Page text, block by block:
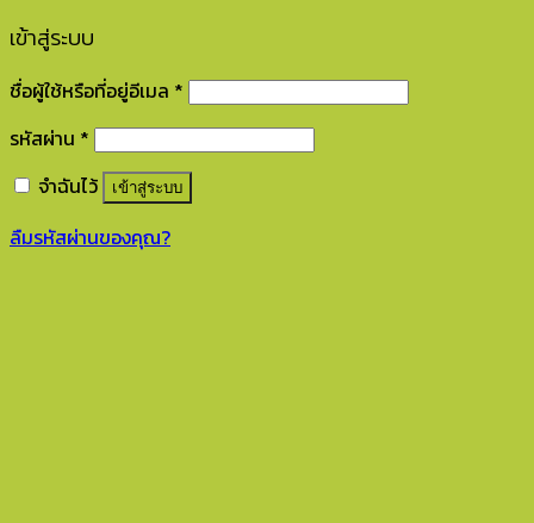
เข้าสู่ระบบ
ชื่อผู้ใช้หรือที่อยู่อีเมล *
รหัสผ่าน *
จำฉันไว้
เข้าสู่ระบบ
ลืมรหัสผ่านของคุณ?